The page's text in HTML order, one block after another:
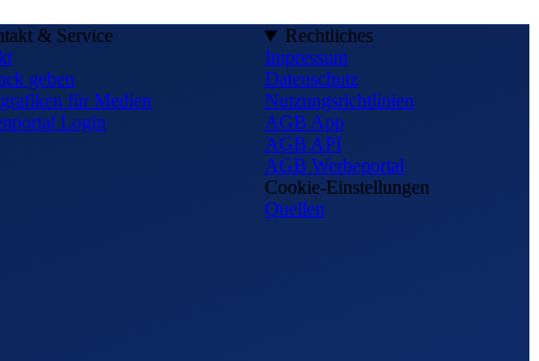
& Service
geben
für Medien
Login
Rechtliches
Impressum
Datenschutz
Nutzungsrichtlinien
AGB App
AGB API
AGB Werbeportal
Cookie-Einstellungen
Quellen